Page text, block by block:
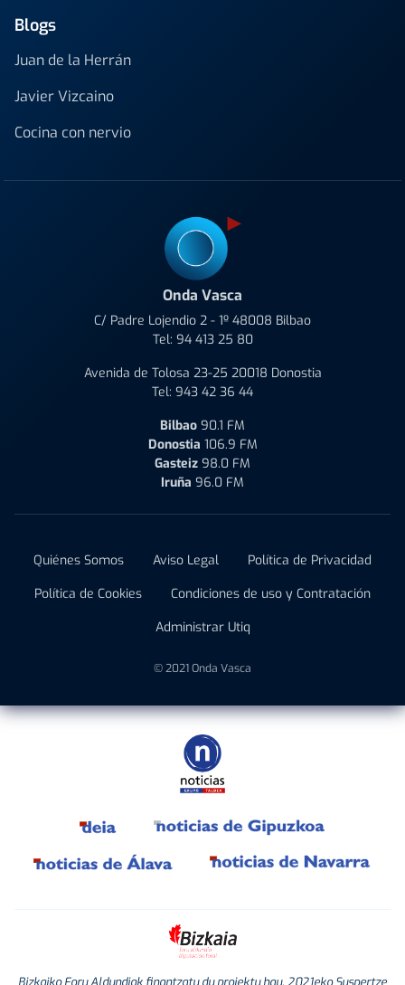
Blogs
Juan de la Herrán
Javier Vizcaino
Cocina con nervio
Onda Vasca
C/ Padre Lojendio 2 - 1º 48008 Bilbao
Tel: 94 413 25 80
Avenida de Tolosa 23-25 20018 Donostia
Tel: 943 42 36 44
Bilbao 90.1 FM
Donostia 106.9 FM
Gasteiz 98.0 FM
Iruña 96.0 FM
Quiénes Somos Aviso Legal
Política de Privacidad
Política de Cookies
Condiciones de uso y Contratación
Administrar Utiq
© 2021 Onda Vasca
Bizkaiko Foru Aldundiak finantzatu du proiektu hau, 2021eko Suspertze